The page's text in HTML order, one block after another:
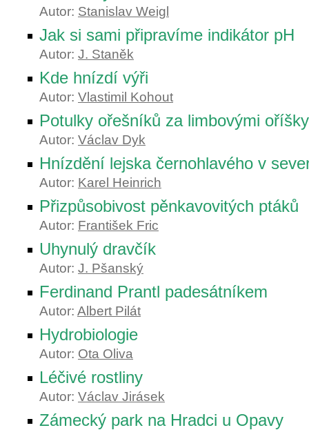
Autor: Stanislav Weigl
Jak si sami připravíme indikátor pH
Autor: J. Staněk
Kde hnízdí výři
Autor: Vlastimil Kohout
Potulky ořešníků za limbovými oříšky
Autor: Václav Dyk
Hnízdění lejska černohlavého v
Autor: Karel Heinrich
Přizpůsobivost pěnkavovitých ptáků
Autor: František Fric
Uhynulý dravčík
Autor: J. Pšanský
Ferdinand Prantl padesátníkem
Autor: Albert Pilát
Hydrobiologie
Autor: Ota Oliva
Léčivé rostliny
Autor: Václav Jirásek
Zámecký park na Hradci u Opavy